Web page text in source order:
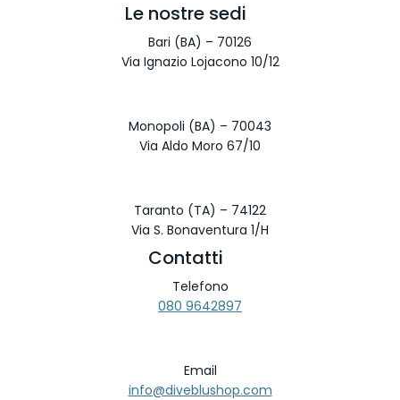
Le nostre sedi
Bari (BA) – 70126
Via Ignazio Lojacono 10/12
Monopoli (BA) – 70043
Via Aldo Moro 67/10
Taranto (TA) – 74122
Via S. Bonaventura 1/H
Contatti
Telefono
080 9642897
Email
info@diveblushop.com